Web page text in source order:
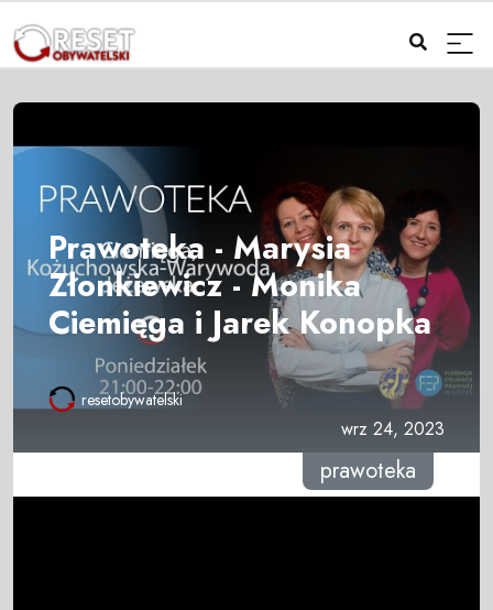
Prawoteka - Marysia
Złonkiewicz - Monika
Ciemięga i Jarek Konopka
resetobywatelski
wrz 24, 2023
prawoteka